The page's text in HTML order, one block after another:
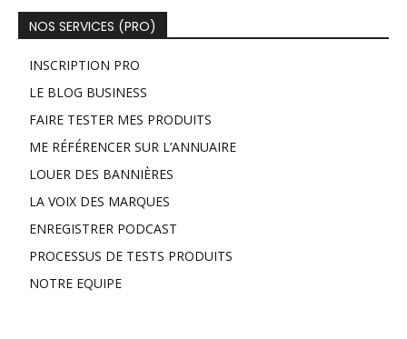
NOS SERVICES (PRO)
INSCRIPTION PRO
LE BLOG BUSINESS
FAIRE TESTER MES PRODUITS
ME RÉFÉRENCER SUR L’ANNUAIRE
LOUER DES BANNIÈRES
LA VOIX DES MARQUES
ENREGISTRER PODCAST
PROCESSUS DE TESTS PRODUITS
NOTRE EQUIPE